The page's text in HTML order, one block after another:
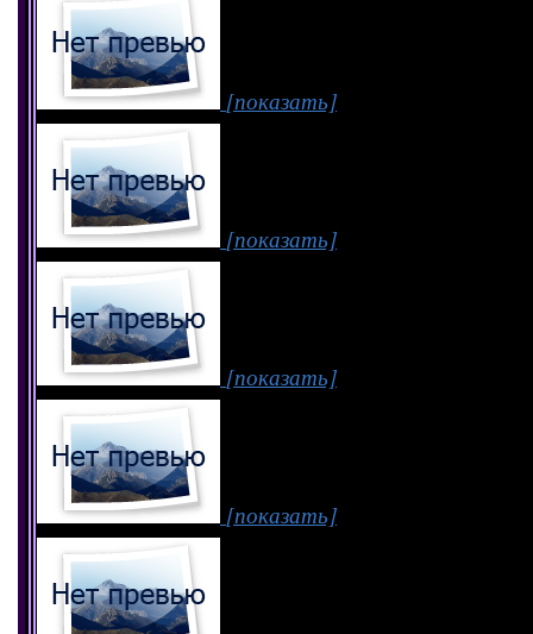
[показать]
[показать]
[показать]
[показать]